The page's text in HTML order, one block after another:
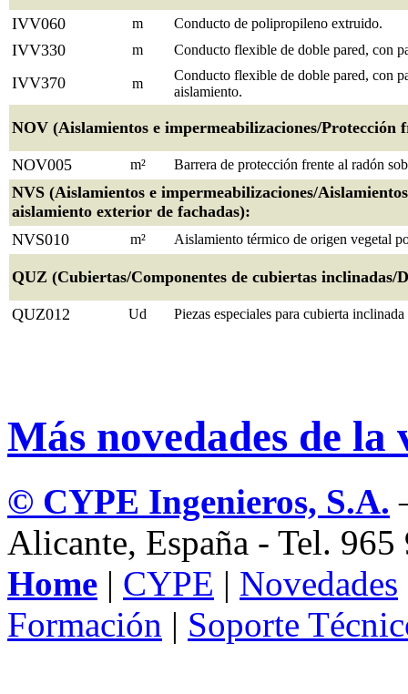
IVV060 m Conducto de polipropileno extruido.
IVV330 m Conducto flexible de doble pared, con
IVV370 m
Conducto flexible de doble pared, con
aislamiento.
NOV (Aislamientos e impermeabilizaciones/Protección
NOV005 m² Barrera de protección frente al radón
NVS (Aislamientos e impermeabilizaciones/
aislamiento exterior de fachadas):
NVS010
m² Aislamiento térmico de origen vegetal
QUZ (Cubiertas/Componentes de cubiertas inclinadas/
QUZ012 Ud Piezas especiales para cubierta
Más novedades de la
© CYPE Ingenieros, S.A.
Alicante, España - Tel.
Home | CYPE | Novedades
Formación | Soporte